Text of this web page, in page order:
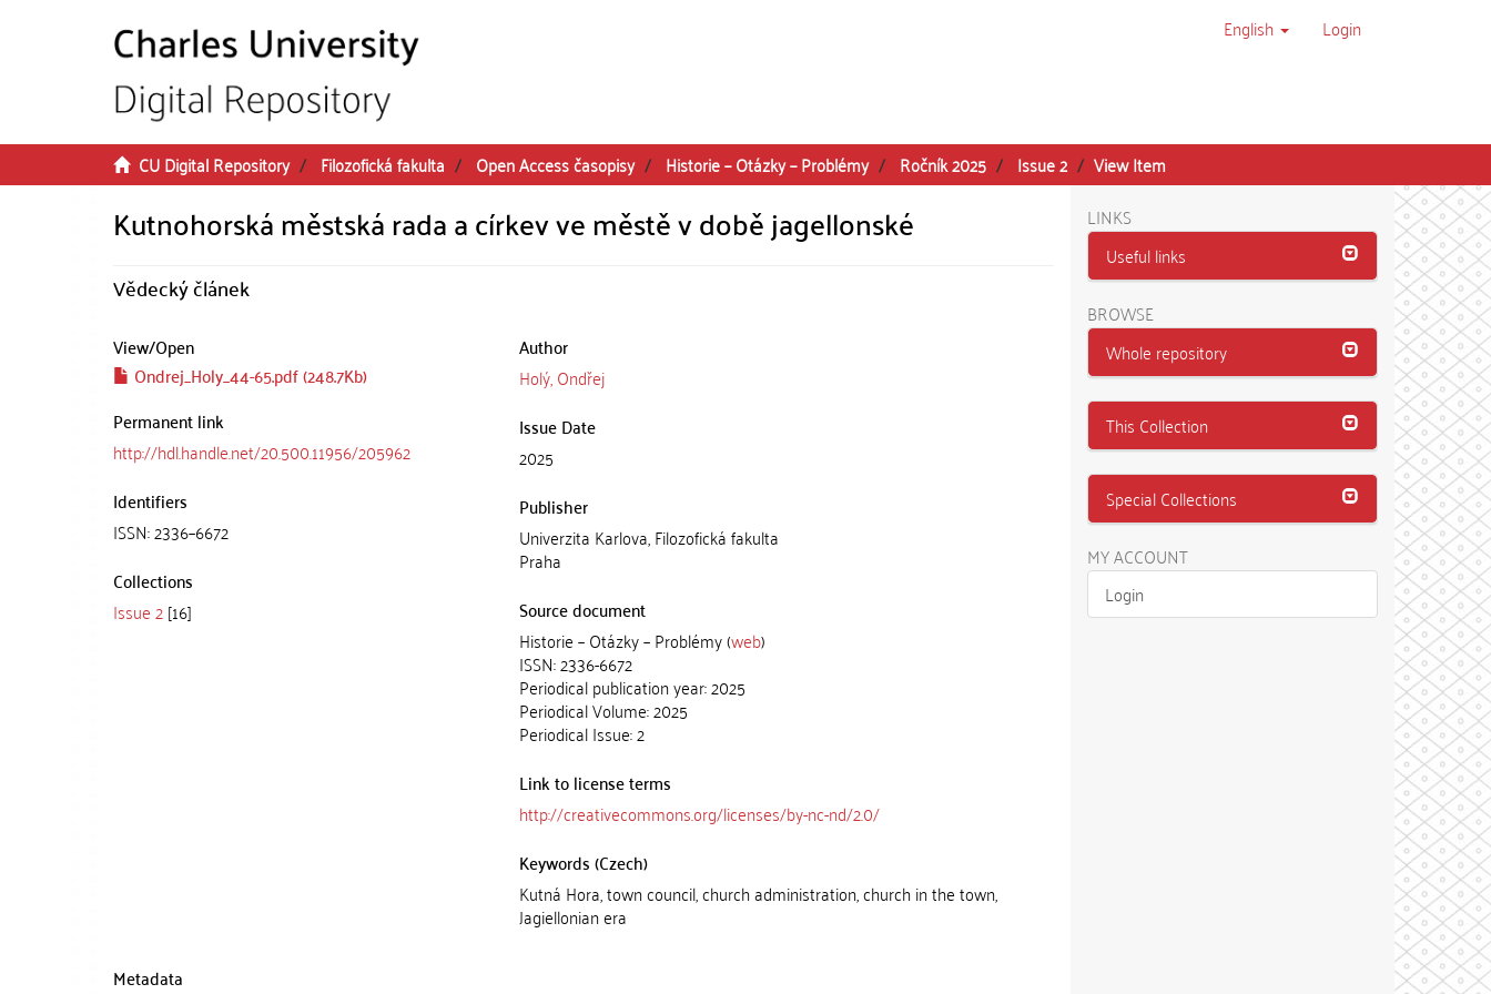
English Login
CU Digital Repository Filozofická fakulta Open Access časopisy Historie – Otázky – Problémy Ročník 2025 Issue 2 View Item
Kutnohorská městská rada a církev ve městě v době jagellonské
Vědecký článek
View/Open
Ondrej_Holy_44-65.pdf (248.7Kb)
Permanent link
http://hdl.handle.net/20.500.11956/205962
Identifiers
ISSN: 2336–6672
Collections
Issue 2[16]
Author
Holý, Ondřej
Issue Date
2025
Publisher
Univerzita Karlova, Filozofická fakulta
Praha
Source document
Historie – Otázky – Problémy (web)
ISSN: 2336-6672
Periodical publication year: 2025
Periodical Volume: 2025
Periodical Issue: 2
Link to license terms
http://creativecommons.org/licenses/by-nc-nd/2.0/
Keywords (Czech)
Kutná Hora, town council, church administration, church in the town,
Jagiellonian era
Metadata
LINKS
Useful links
BROWSE
Whole repository
This Collection
Special Collections
MY ACCOUNT
Login